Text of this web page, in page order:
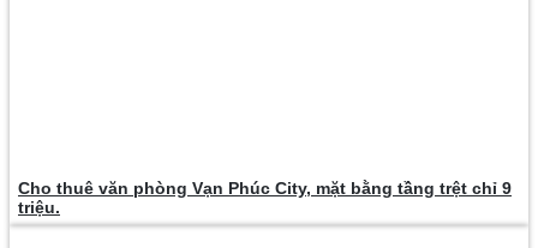
Cho thuê văn phòng Vạn Phúc City, mặt bằng tầng trệt chỉ 9
triệu.